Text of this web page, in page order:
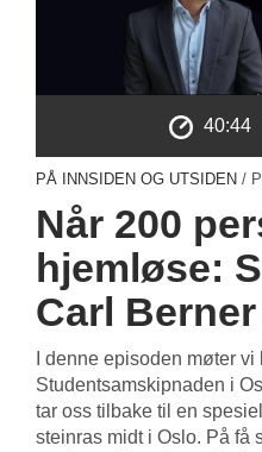
40:44
PÅ INNSIDEN OG UTSIDEN /
Når 200
hjemløse:
Carl Berner
I denne episoden møter
Studentsamskipnaden i
tar oss tilbake til en
steinras midt i Oslo. På få